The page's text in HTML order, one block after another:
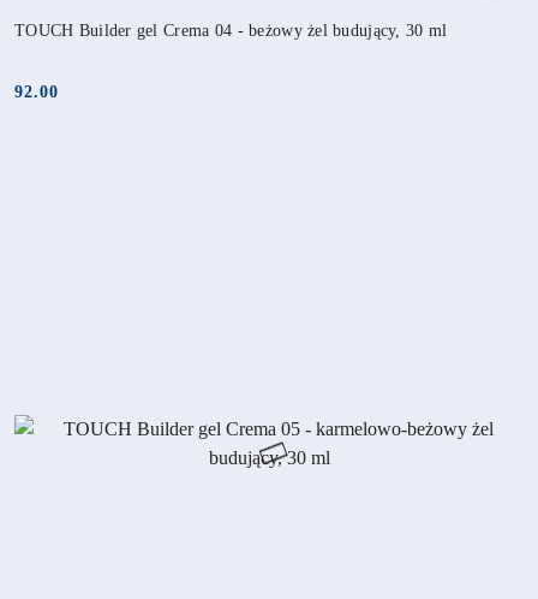
TOUCH Builder gel Crema 04 - beżowy żel budujący, 30 ml
Cena:
92.00